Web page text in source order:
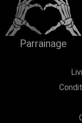
Parrainage